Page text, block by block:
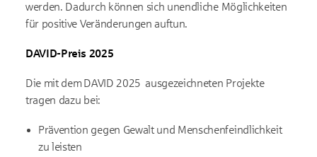
werden. Dadurch können sich unendliche Möglichkeiten
für positive Veränderungen auftun.
DAVID-Preis 2025
Die mit dem DAVID 2025 ausgezeichneten Projekte
tragen dazu bei:
Prävention gegen Gewalt und Menschenfeindlichkeit
zu leisten